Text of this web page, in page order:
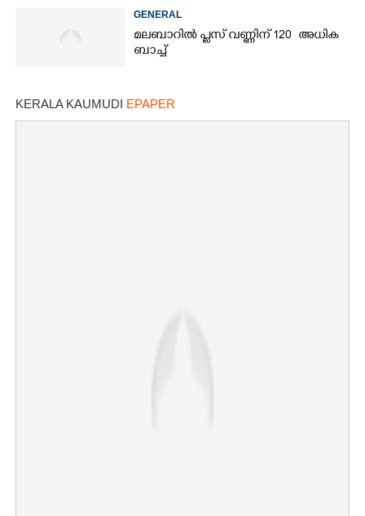
GENERAL
മലബാറിൽ പ്ലസ് വണ്ണിന് 120 അധിക
ബാച്ച്
KERALA KAUMUDI EPAPER